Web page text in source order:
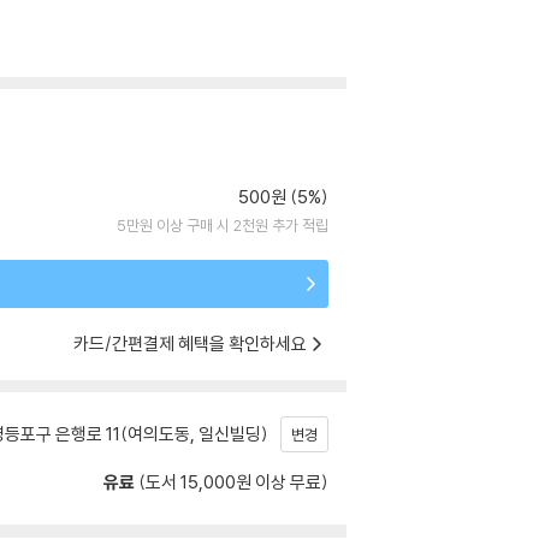
500원 (5%)
5만원 이상 구매 시 2천원 추가 적립
카드/간편결제 혜택을 확인하세요
포구 은행로 11(여의도동, 일신빌딩) 변경
유료 (도서 15,000원 이상 무료)